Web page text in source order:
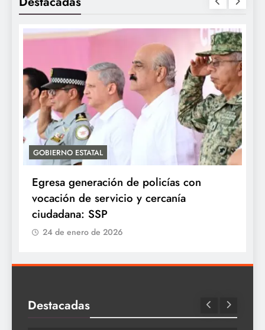
GOBIERNO ESTATAL
Egresa generación de policías con
vocación de servicio y cercanía
ciudadana: SSP
24 de enero de 2026
Destacadas